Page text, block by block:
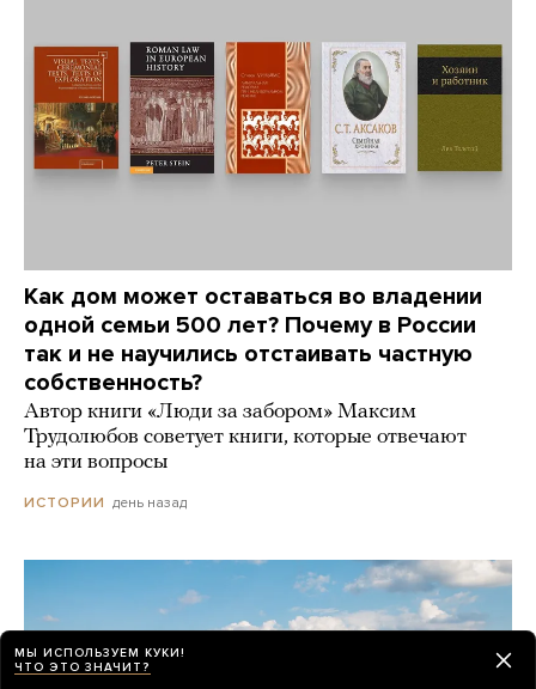
Как дом может оставаться во владении
одной семьи 500 лет? Почему в России
так и не научились отстаивать частную
собственность?
Автор книги «Люди за забором» Максим
Трудолюбов советует книги, которые отвечают
на эти вопросы
ИСТОРИИ день назад
МЫ ИСПОЛЬЗУЕМ КУКИ!
ЧТО ЭТО ЗНАЧИТ?